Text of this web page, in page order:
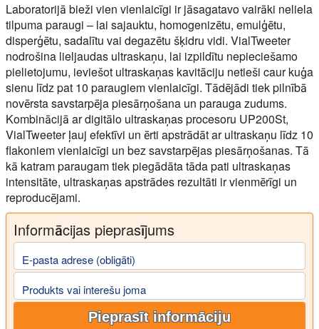
Laboratorijā bieži vien vienlaicīgi ir jāsagatavo vairāki neliela
tilpuma paraugi – lai sajauktu, homogenizētu, emulģētu,
disperģētu, sadalītu vai degazētu šķidru vidi. VialTweeter
nodrošina lieljaudas ultraskaņu, lai izpildītu nepieciešamo
pielietojumu, ieviešot ultraskaņas kavitāciju netieši caur kuģa
sienu līdz pat 10 paraugiem vienlaicīgi. Tādējādi tiek pilnībā
novērsta savstarpēja piesārņošana un parauga zudums.
Kombinācijā ar digitālo ultraskaņas procesoru UP200St,
VialTweeter ļauj efektīvi un ērti apstrādāt ar ultraskaņu līdz 10
flakoniem vienlaicīgi un bez savstarpējas piesārņošanas. Tā
kā katram paraugam tiek piegādāta tāda pati ultraskaņas
intensitāte, ultraskaņas apstrādes rezultāti ir vienmērīgi un
reproducējami.
Informācijas pieprasījums
E-pasta adrese (obligāti)
Produkts vai interešu joma
Pieprasīt informāciju